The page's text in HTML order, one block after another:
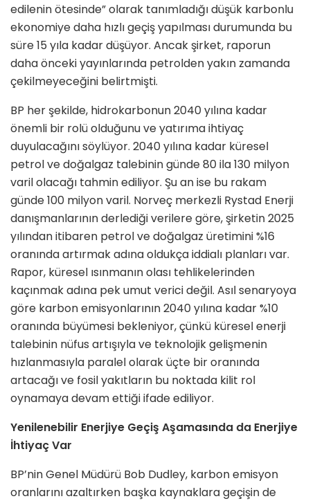
edilenin ötesinde” olarak tanımladığı düşük karbonlu
ekonomiye daha hızlı geçiş yapılması durumunda bu
süre 15 yıla kadar düşüyor. Ancak şirket, raporun
daha önceki yayınlarında petrolden yakın zamanda
çekilmeyeceğini belirtmişti.
BP her şekilde, hidrokarbonun 2040 yılına kadar
önemli bir rolü olduğunu ve yatırıma ihtiyaç
duyulacağını söylüyor. 2040 yılına kadar küresel
petrol ve doğalgaz talebinin günde 80 ila 130 milyon
varil olacağı tahmin ediliyor. Şu an ise bu rakam
günde 100 milyon varil. Norveç merkezli Rystad Enerji
danışmanlarının derlediği verilere göre, şirketin 2025
yılından itibaren petrol ve doğalgaz üretimini %16
oranında artırmak adına oldukça iddialı planları var.
Rapor, küresel ısınmanın olası tehlikelerinden
kaçınmak adına pek umut verici değil. Asıl senaryoya
göre karbon emisyonlarının 2040 yılına kadar %10
oranında büyümesi bekleniyor, çünkü küresel enerji
talebinin nüfus artışıyla ve teknolojik gelişmenin
hızlanmasıyla paralel olarak üçte bir oranında
artacağı ve fosil yakıtların bu noktada kilit rol
oynamaya devam ettiği ifade ediliyor.
Yenilenebilir Enerjiye Geçiş Aşamasında da Enerjiye
İhtiyaç Var
BP’nin Genel Müdürü Bob Dudley, karbon emisyon
oranlarını azaltırken başka kaynaklara geçişin de